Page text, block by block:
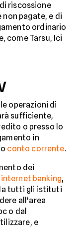
riscossione
pagate, e di
ordinario
come Tarsu, Ici
operazioni di
sufficiente,
o presso lo
in
conto corrente.
dei
internet banking,
tutti gli istituti
all'area
o dal
e